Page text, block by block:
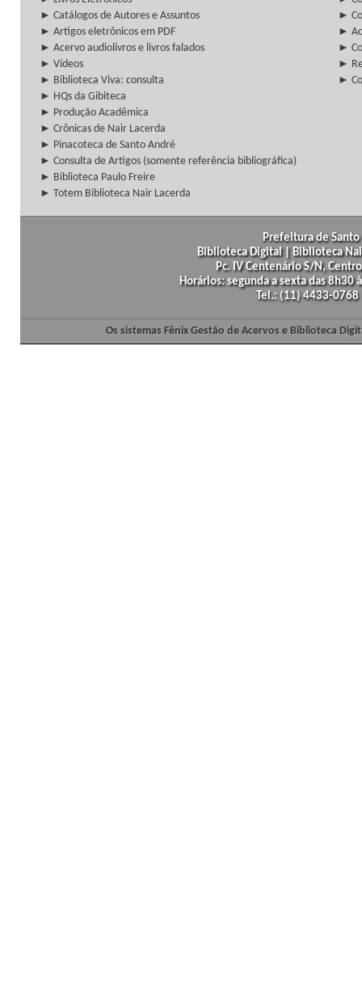
► Catálogos de Autores e Assuntos
►
► Artigos eletrônicos em PDF
►
► Acervo audiolivros e livros falados
►
► Vídeos
►
► Biblioteca Viva: consulta
►
► HQs da Gibiteca
► Produção Acadêmica
► Crônicas de Nair Lacerda
► Pinacoteca de Santo André
► Consulta de Artigos (somente referência bibliográfica)
► Biblioteca Paulo Freire
► Totem Biblioteca Nair Lacerda
Prefeitura de
Biblioteca Digital | Biblioteca
Pc. IV Centenário S/N,
Horários: segunda a sexta das
Tel.: (11) 4433-
Os sistemas Fênix Gestão de Acervos e Biblioteca